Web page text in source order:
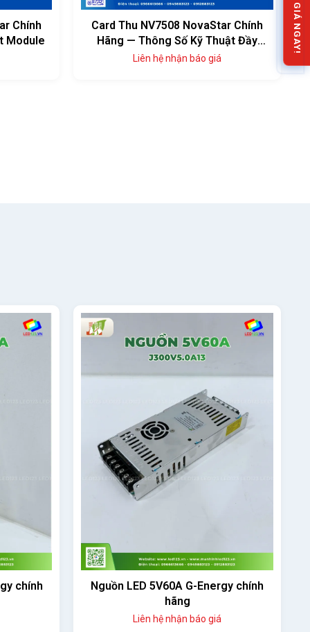
Chính
Đầy
Card Thu MRV416-N NovaStar
Chính Hãng
Liên hệ nhận báo giá
chính
Nguồn LED 5V40A G-Energy
N200V5-B chính hãng
Liên hệ nhận báo giá